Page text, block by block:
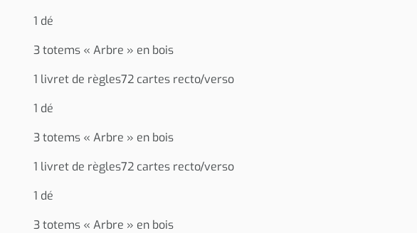
1 dé
3 totems « Arbre » en bois
1 livret de règles72 cartes recto/verso
1 dé
3 totems « Arbre » en bois
1 livret de règles72 cartes recto/verso
1 dé
3 totems « Arbre » en bois